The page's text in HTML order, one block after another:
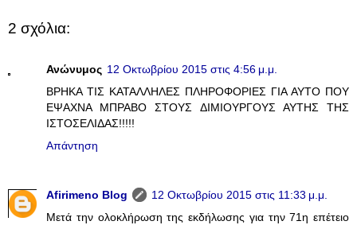
2 σχόλια:
Ανώνυμος 12 Οκτωβρίου 2015 στις 4:56 μ.μ.
ΒΡΗΚΑ ΤΙΣ ΚΑΤΑΛΛΗΛΕΣ ΠΛΗΡΟΦΟΡΙΕΣ ΓΙΑ ΑΥΤΟ ΠΟΥ
ΕΨΑΧΝΑ ΜΠΡΑΒΟ ΣΤΟΥΣ ΔΙΜΙΟΥΡΓΟΥΣ ΑΥΤΗΣ ΤΗΣ
ΙΣΤΟΣΕΛΙΔΑΣ!!!!!
Απάντηση
Afirimeno Blog
12 Οκτωβρίου 2015 στις 11:33 μ.μ.
Μετά την ολοκλήρωση της εκδήλωσης για την 71η επέτειο